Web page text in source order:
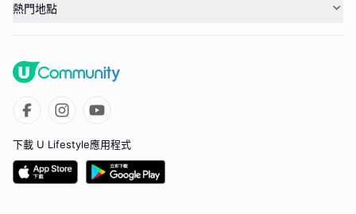
熱門地點
下載 U Lifestyle應用程式